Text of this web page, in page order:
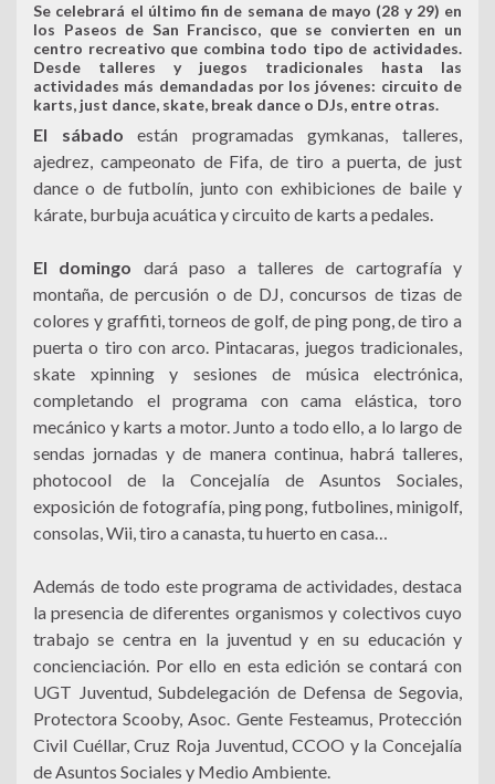
Se celebrará el último fin de semana de mayo (28 y 29) en
los Paseos de San Francisco, que se convierten en un
centro recreativo que combina todo tipo de actividades.
Desde talleres y juegos tradicionales hasta las
actividades más demandadas por los jóvenes: circuito de
karts, just dance, skate, break dance o DJs, entre otras.
El sábado están programadas gymkanas, talleres,
ajedrez, campeonato de Fifa, de tiro a puerta, de just
dance o de futbolín, junto con exhibiciones de baile y
kárate, burbuja acuática y circuito de karts a pedales.
El domingo dará paso a talleres de cartografía y
montaña, de percusión o de DJ, concursos de tizas de
colores y graffiti, torneos de golf, de ping pong, de tiro a
puerta o tiro con arco. Pintacaras, juegos tradicionales,
skate xpinning y sesiones de música electrónica,
completando el programa con cama elástica, toro
mecánico y karts a motor. Junto a todo ello, a lo largo de
sendas jornadas y de manera continua, habrá talleres,
photocool de la Concejalía de Asuntos Sociales,
exposición de fotografía, ping pong, futbolines, minigolf,
consolas, Wii, tiro a canasta, tu huerto en casa…
Además de todo este programa de actividades, destaca
la presencia de diferentes organismos y colectivos cuyo
trabajo se centra en la juventud y en su educación y
concienciación. Por ello en esta edición se contará con
UGT Juventud, Subdelegación de Defensa de Segovia,
Protectora Scooby, Asoc. Gente Festeamus, Protección
Civil Cuéllar, Cruz Roja Juventud, CCOO y la Concejalía
de Asuntos Sociales y Medio Ambiente.